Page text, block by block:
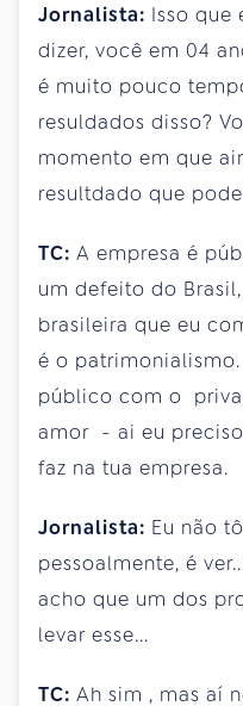
Jornalista: Isso que
dizer, você em 04
é muito pouco
resuldados disso?
momento em que
resultdado que
TC: A empresa é
um defeito do
brasileira que eu
é o
público com o
amor - ai eu
faz na tua empresa.
Jornalista: Eu não
pessoalmente, é
acho que um dos
levar esse...
TC: Ah sim , mas aí